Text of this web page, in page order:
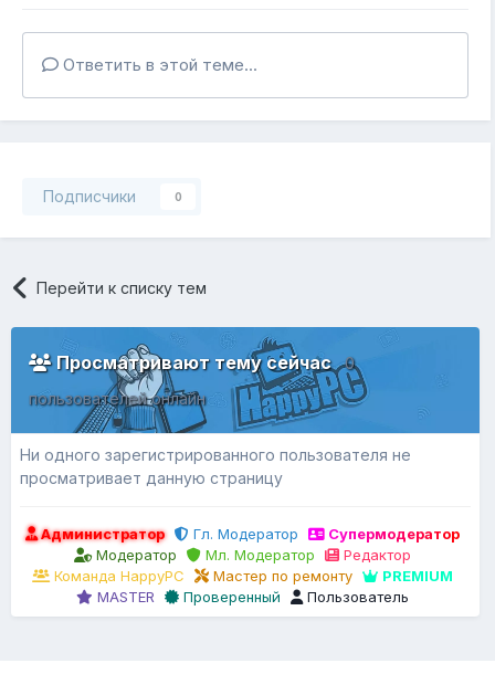
Ответить в этой теме...
Подписчики 0
Перейти к списку тем
Просматривают тему сейчас0
пользователей онлайн
Ни одного зарегистрированного пользователя не
просматривает данную страницу
Администратор Гл. Модератор
Супермодератор
Модератор
Мл. Модератор
Редактор
Команда HappyPC
Мастер по ремонту
PREMIUM
MASTER
Проверенный Пользователь